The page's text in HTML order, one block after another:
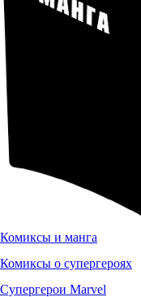
Комиксы и манга
Комиксы о супергероях
Супергерои Marvel